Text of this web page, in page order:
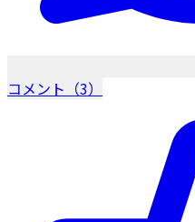
コメント（3）